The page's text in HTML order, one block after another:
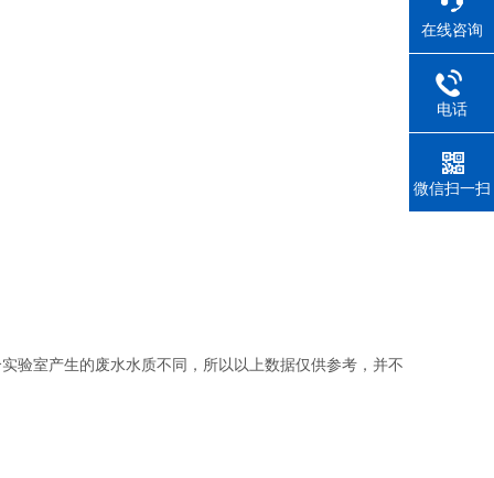
验室产生的废水水质不同，所以以上数据仅供参考，并不
在线咨询
电话
微信扫一扫